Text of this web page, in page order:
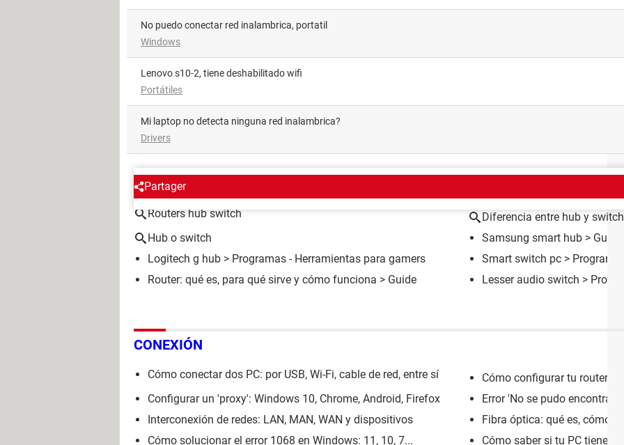
no puedo conectar red inalambrica, portatil
Windows
lenovo s10-2, tiene deshabilitado wifi
Portátiles
mi laptop no detecta ninguna red inalambrica?
Drivers
Partager
ALREDEDOR DEL MISMO TEMA
Routers hub switch
Diferencia entre hub y switch
Hub o switch
Samsung smart hub > Guide
Logitech g hub > Programas - Herramientas para gamers Smart switch pc >
Router: qué es, para qué sirve y cómo funciona > Guide Lesser audio switch >
CONEXIÓN
Cómo conectar dos PC: por USB, Wi-Fi, cable de red, entre sí
Cómo configurar tu router
Configurar un 'proxy': Windows 10, Chrome, Android, Firefox
Error 'No se pudo encontrar
Interconexión de redes: LAN, MAN, WAN y dispositivos
Fibra óptica: qué es, cómo
Cómo solucionar el error 1068 en Windows: 11, 10, 7...
Cómo saber si tu PC tiene